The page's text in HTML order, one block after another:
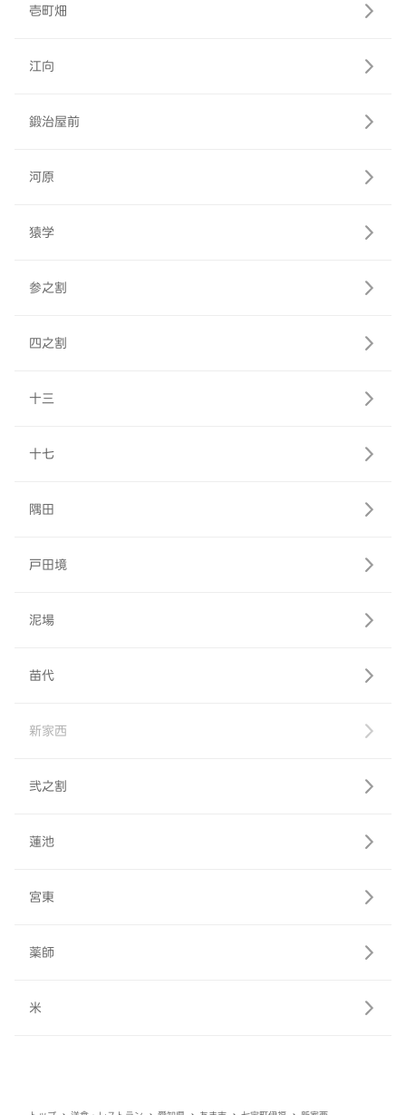
壱町畑
江向
鍛治屋前
河原
猿学
参之割
四之割
十三
十七
隅田
戸田境
泥場
苗代
新家西
弐之割
蓮池
宮東
薬師
米